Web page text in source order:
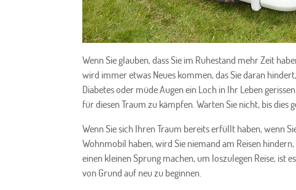
Wenn Sie glauben, dass Sie im Ruhestand mehr Zeit
wird immer etwas Neues kommen, das Sie daran
Diabetes oder müde Augen ein Loch in Ihr Leben
für diesen Traum zu kämpfen. Warten Sie nicht, bis dies
Wenn Sie sich Ihren Traum bereits erfüllt haben, wenn
Wohnmobil haben, wird Sie niemand am Reisen
einen kleinen Sprung machen, um loszulegen Reise, ist
von Grund auf neu zu beginnen.